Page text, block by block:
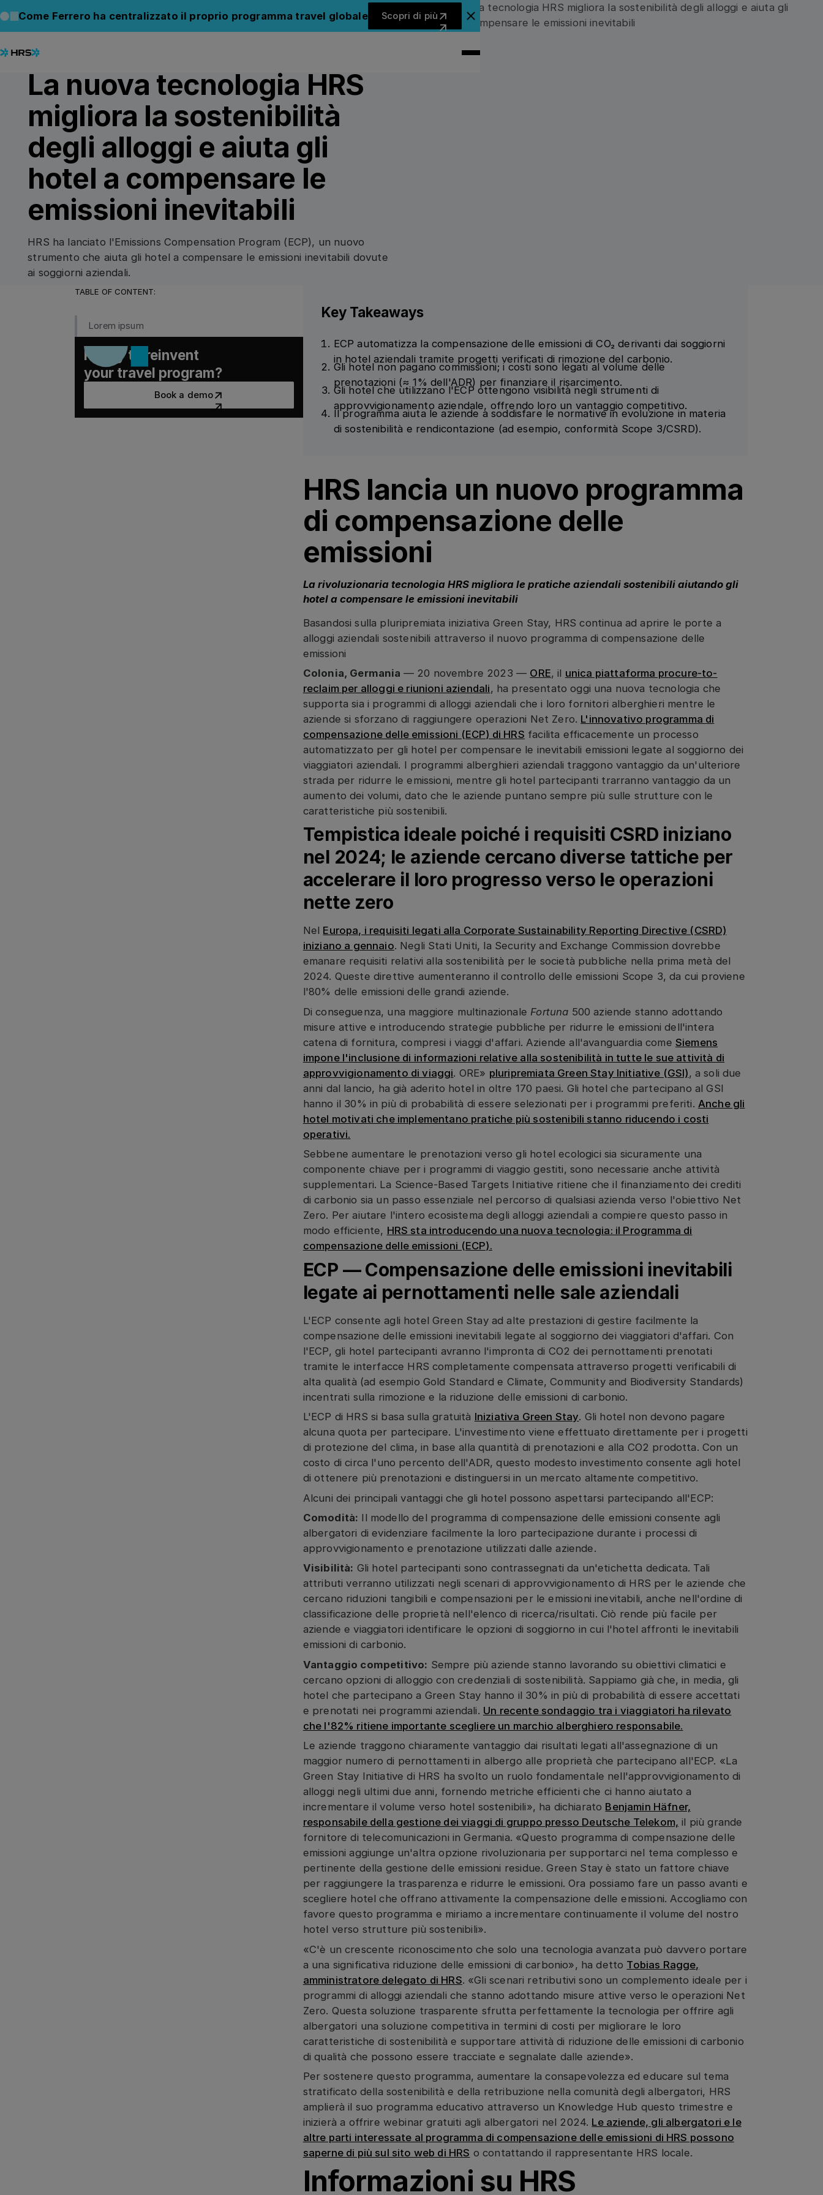
Come Ferrero ha centralizzato il proprio programma travel globale
Scopri di più
Scopri di più
Chiudi il banner dell'annuncio
PRESS RELEASE
La nuova tecnologia HRS
migliora la sostenibilità
degli alloggi e aiuta gli
hotel a compensare le
emissioni inevitabili
HRS ha lanciato l'Emissions Compensation Program (ECP), un nuovo
strumento che aiuta gli hotel a compensare le emissioni inevitabili dovute
ai soggiorni aziendali.
TABLE OF CONTENT:
Lorem ipsum
Ready to reinvent
your travel program?
Book a demo
Key Takeaways
ECP automatizza la compensazione delle emissioni di CO₂ derivanti dai soggiorni
in hotel aziendali tramite progetti verificati di rimozione del carbonio.
Gli hotel non pagano commissioni; i costi sono legati al volume delle
prenotazioni (≈ 1% dell'ADR) per finanziare il risarcimento.
Gli hotel che utilizzano l'ECP ottengono visibilità negli strumenti di
approvvigionamento aziendale, offrendo loro un vantaggio competitivo.
Il programma aiuta le aziende a soddisfare le normative in evoluzione in materia
di sostenibilità e rendicontazione (ad esempio, conformità Scope 3/CSRD).
HRS lancia un nuovo programma
di compensazione delle
emissioni
La rivoluzionaria tecnologia HRS migliora le pratiche aziendali sostenibili aiutando gli
hotel a compensare le emissioni inevitabili
Basandosi sulla pluripremiata iniziativa Green Stay, HRS continua ad aprire le porte a
alloggi aziendali sostenibili attraverso il nuovo programma di compensazione delle
emissioni
Colonia, Germania — 20 novembre 2023 — ORE, il unica piattaforma procure-to-
reclaim per alloggi e riunioni aziendali, ha presentato oggi una nuova tecnologia che
supporta sia i programmi di alloggi aziendali che i loro fornitori alberghieri mentre le
aziende si sforzano di raggiungere operazioni Net Zero. L'innovativo programma di
compensazione delle emissioni (ECP) di HRS facilita efficacemente un processo
automatizzato per gli hotel per compensare le inevitabili emissioni legate al soggiorno dei
viaggiatori aziendali. I programmi alberghieri aziendali traggono vantaggio da un'ulteriore
strada per ridurre le emissioni, mentre gli hotel partecipanti trarranno vantaggio da un
aumento dei volumi, dato che le aziende puntano sempre più sulle strutture con le
caratteristiche più sostenibili.
Tempistica ideale poiché i requisiti CSRD iniziano
nel 2024; le aziende cercano diverse tattiche per
accelerare il loro progresso verso le operazioni
nette zero
Nel Europa, i requisiti legati alla Corporate Sustainability Reporting Directive (CSRD)
iniziano a gennaio. Negli Stati Uniti, la Security and Exchange Commission dovrebbe
emanare requisiti relativi alla sostenibilità per le società pubbliche nella prima metà del
2024. Queste direttive aumenteranno il controllo delle emissioni Scope 3, da cui proviene
l'80% delle emissioni delle grandi aziende.
Di conseguenza, una maggiore multinazionale Fortuna 500 aziende stanno adottando
misure attive e introducendo strategie pubbliche per ridurre le emissioni dell'intera
catena di fornitura, compresi i viaggi d'affari. Aziende all'avanguardia come Siemens
impone l'inclusione di informazioni relative alla sostenibilità in tutte le sue attività di
approvvigionamento di viaggi. ORE» pluripremiata Green Stay Initiative (GSI), a soli due
anni dal lancio, ha già aderito hotel in oltre 170 paesi. Gli hotel che partecipano al GSI
hanno il 30% in più di probabilità di essere selezionati per i programmi preferiti. Anche gli
hotel motivati che implementano pratiche più sostenibili stanno riducendo i costi
operativi.
Sebbene aumentare le prenotazioni verso gli hotel ecologici sia sicuramente una
componente chiave per i programmi di viaggio gestiti, sono necessarie anche attività
supplementari. La Science-Based Targets Initiative ritiene che il finanziamento dei crediti
di carbonio sia un passo essenziale nel percorso di qualsiasi azienda verso l'obiettivo Net
Zero. Per aiutare l'intero ecosistema degli alloggi aziendali a compiere questo passo in
modo efficiente, HRS sta introducendo una nuova tecnologia: il Programma di
compensazione delle emissioni (ECP).
ECP — Compensazione delle emissioni inevitabili
legate ai pernottamenti nelle sale aziendali
L'ECP consente agli hotel Green Stay ad alte prestazioni di gestire facilmente la
compensazione delle emissioni inevitabili legate al soggiorno dei viaggiatori d'affari. Con
l'ECP, gli hotel partecipanti avranno l'impronta di CO2 dei pernottamenti prenotati
tramite le interfacce HRS completamente compensata attraverso progetti verificabili di
alta qualità (ad esempio Gold Standard e Climate, Community and Biodiversity Standards)
incentrati sulla rimozione e la riduzione delle emissioni di carbonio.
L'ECP di HRS si basa sulla gratuità Iniziativa Green Stay. Gli hotel non devono pagare
alcuna quota per partecipare. L'investimento viene effettuato direttamente per i progetti
di protezione del clima, in base alla quantità di prenotazioni e alla CO2 prodotta. Con un
costo di circa l'uno percento dell'ADR, questo modesto investimento consente agli hotel
di ottenere più prenotazioni e distinguersi in un mercato altamente competitivo.
Alcuni dei principali vantaggi che gli hotel possono aspettarsi partecipando all'ECP:
Comodità: Il modello del programma di compensazione delle emissioni consente agli
albergatori di evidenziare facilmente la loro partecipazione durante i processi di
approvvigionamento e prenotazione utilizzati dalle aziende.
Visibilità: Gli hotel partecipanti sono contrassegnati da un'etichetta dedicata. Tali
attributi verranno utilizzati negli scenari di approvvigionamento di HRS per le aziende che
cercano riduzioni tangibili e compensazioni per le emissioni inevitabili, anche nell'ordine di
classificazione delle proprietà nell'elenco di ricerca/risultati. Ciò rende più facile per
aziende e viaggiatori identificare le opzioni di soggiorno in cui l'hotel affronti le inevitabili
emissioni di carbonio.
Vantaggio competitivo: Sempre più aziende stanno lavorando su obiettivi climatici e
cercano opzioni di alloggio con credenziali di sostenibilità. Sappiamo già che, in media, gli
hotel che partecipano a Green Stay hanno il 30% in più di probabilità di essere accettati
e prenotati nei programmi aziendali. Un recente sondaggio tra i viaggiatori ha rilevato
che l'82% ritiene importante scegliere un marchio alberghiero responsabile.
Le aziende traggono chiaramente vantaggio dai risultati legati all'assegnazione di un
maggior numero di pernottamenti in albergo alle proprietà che partecipano all'ECP. «La
Green Stay Initiative di HRS ha svolto un ruolo fondamentale nell'approvvigionamento di
alloggi negli ultimi due anni, fornendo metriche efficienti che ci hanno aiutato a
incrementare il volume verso hotel sostenibili», ha dichiarato Benjamin Häfner,
responsabile della gestione dei viaggi di gruppo presso Deutsche Telekom, il più grande
fornitore di telecomunicazioni in Germania. «Questo programma di compensazione delle
emissioni aggiunge un'altra opzione rivoluzionaria per supportarci nel tema complesso e
pertinente della gestione delle emissioni residue. Green Stay è stato un fattore chiave
per raggiungere la trasparenza e ridurre le emissioni. Ora possiamo fare un passo avanti e
scegliere hotel che offrano attivamente la compensazione delle emissioni. Accogliamo con
favore questo programma e miriamo a incrementare continuamente il volume del nostro
hotel verso strutture più sostenibili».
«C'è un crescente riconoscimento che solo una tecnologia avanzata può davvero portare
a una significativa riduzione delle emissioni di carbonio», ha detto Tobias Ragge,
amministratore delegato di HRS. «Gli scenari retributivi sono un complemento ideale per i
programmi di alloggi aziendali che stanno adottando misure attive verso le operazioni Net
Zero. Questa soluzione trasparente sfrutta perfettamente la tecnologia per offrire agli
albergatori una soluzione competitiva in termini di costi per migliorare le loro
caratteristiche di sostenibilità e supportare attività di riduzione delle emissioni di carbonio
di qualità che possono essere tracciate e segnalate dalle aziende».
Per sostenere questo programma, aumentare la consapevolezza ed educare sul tema
stratificato della sostenibilità e della retribuzione nella comunità degli albergatori, HRS
amplierà il suo programma educativo attraverso un Knowledge Hub questo trimestre e
inizierà a offrire webinar gratuiti agli albergatori nel 2024. Le aziende, gli albergatori e le
altre parti interessate al programma di compensazione delle emissioni di HRS possono
saperne di più sul sito web di HRS o contattando il rappresentante HRS locale.
Informazioni su HRS